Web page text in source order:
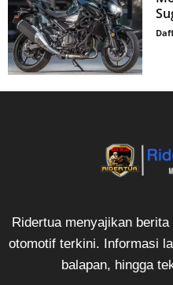
Ridertua menyajikan
otomotif terkini. Informasi
balapan, hingga